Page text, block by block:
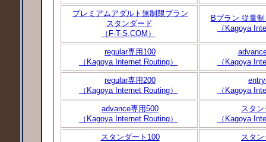
プレミアムアダルト無制限プラン
スタンダード
（F-T-S.COM）
Bプラン 従量
（Kagoya
regular専用100
（Kagoya Internet Routing）
（Kagoya
regular専用200
（Kagoya Internet Routing）
（Kagoya
advance専用500
（Kagoya Internet Routing）
スタ
（Kagoya
スタンダート100
スタ